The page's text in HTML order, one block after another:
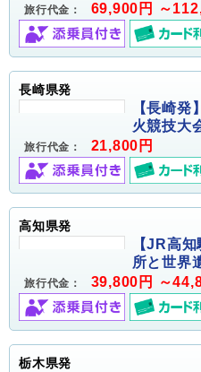
旅行代金： 69,900円 ～
長崎県発
【長崎
火競技大
旅行代金： 21,800円
高知県発
【JR高
所と世界
旅行代金： 39,800円 ～
栃木県発